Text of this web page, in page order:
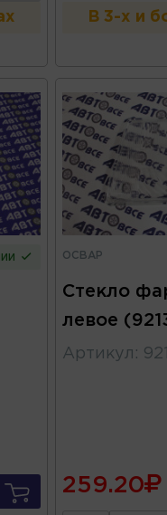
В 3-х и
ОСВАР
Стекло
левое
Артикул :
259.20